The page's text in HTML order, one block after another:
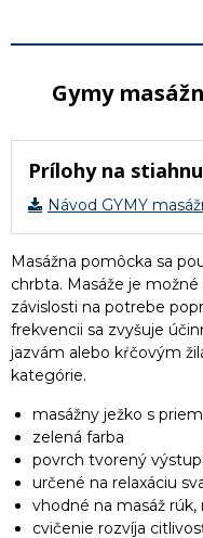
Gymy
Prílohy na
Návod GYMY
Masážna pomôcka sa
chrbta. Masáže je
závislosti na potrebe
frekvencii sa zvyšuje
jazvám alebo kŕčovým
kategórie.
masážny ježko s
zelená farba
povrch tvorený
určené na relaxáciu
vhodné na masáž rúk,
cvičenie rozvíja